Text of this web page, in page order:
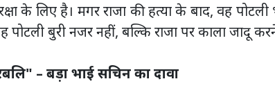
के लिए है। मगर राजा की हत्या के बाद, वह
पोटली बुरी नजर नहीं, बल्कि राजा पर काला जादू
– बड़ा भाई सचिन का दावा